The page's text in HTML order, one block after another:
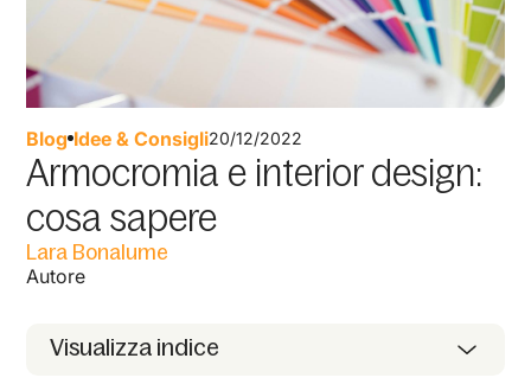
Blog Idee & Consigli20/12/2022
Armocromia e interior design:
cosa sapere
Lara Bonalume
Autore
Visualizza indice